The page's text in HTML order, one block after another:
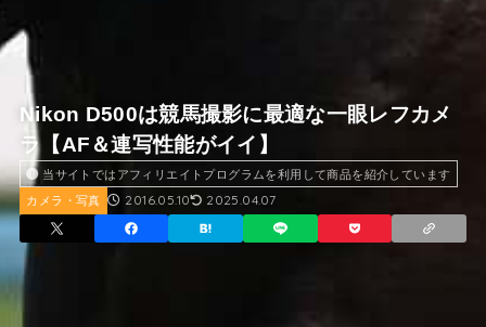
Nikon D500は競馬撮影に最適な一眼レフカメ
ラ【AF＆連写性能がイイ】
当サイトではアフィリエイトプログラムを利用して商品を紹介しています
カメラ・写真 2016.05.10 2025.04.07